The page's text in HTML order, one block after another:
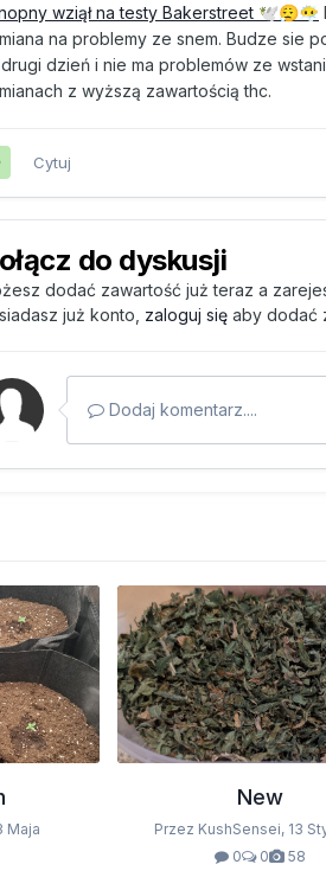
wziął na testy Bakerstreet 🕊️😮‍💨😶‍🌫️
na problemy ze snem. Budze sie
dzień i nie ma problemów ze
z wyższą zawartością thc.
Cytuj
do dyskusji
dodać zawartość już teraz a
już konto, zaloguj się aby dodać
Dodaj komentarz....
Maja
New
Przez KushSensei, 13
0
0 58